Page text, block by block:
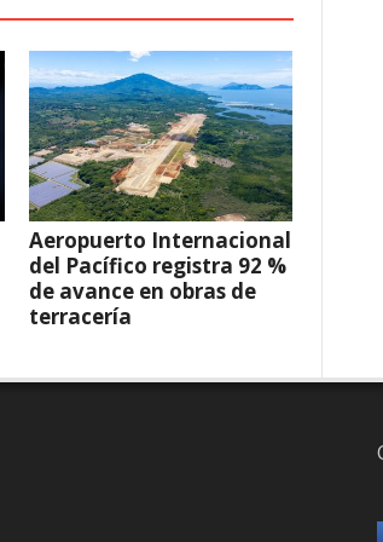
Aeropuerto Internacional
del Pacífico registra 92 %
de avance en obras de
terracería